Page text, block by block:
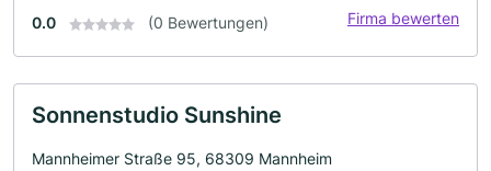
0.0 (0 Bewertungen) Firma bewerten
Sonnenstudio Sunshine
Mannheimer Straße 95, 68309 Mannheim